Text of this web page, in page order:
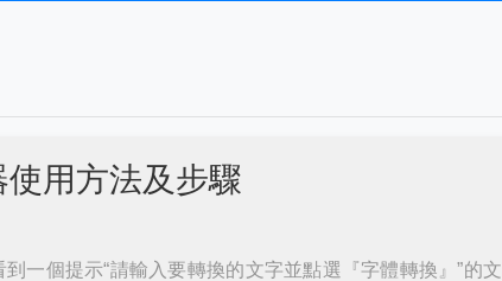
用方法及步驟
一個提示“請輸入要轉換的文字並點選『字體轉換』”的